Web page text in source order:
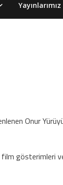
Yayınlarımız
Onur
gösterimleri